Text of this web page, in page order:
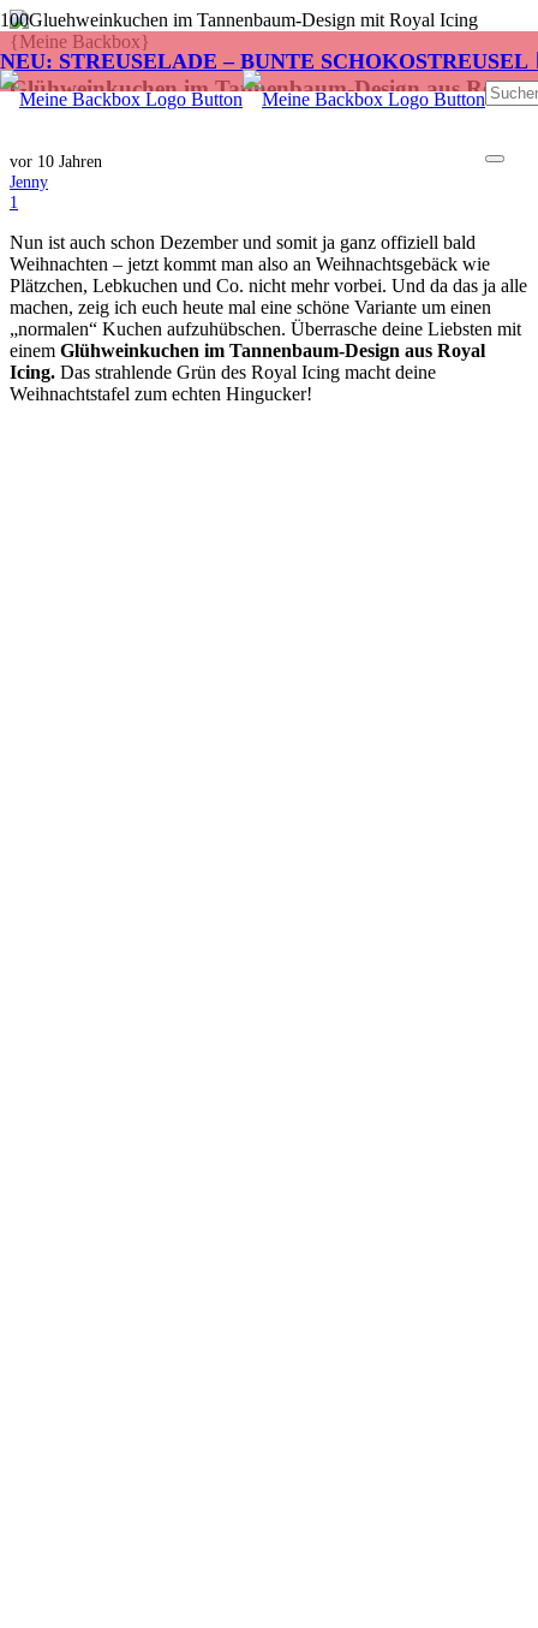
NEU: STREUSELADE – BUNTE SCHOKOSTREUSEL
Glühweinkuchen im Tannenbaum-Design aus Royal
Icing
vor 10 Jahren
Jenny
1
Nun ist auch schon Dezember und somit ja ganz offiziell bald
Weihnachten – jetzt kommt man also an Weihnachtsgebäck wie
Plätzchen, Lebkuchen und Co. nicht mehr vorbei. Und da das ja alle
machen, zeig ich euch heute mal eine schöne Variante um einen
„normalen“ Kuchen aufzuhübschen. Überrasche deine Liebsten mit
einem Glühweinkuchen im Tannenbaum-Design aus Royal
Icing. Das strahlende Grün des Royal Icing macht deine
Weihnachtstafel zum echten Hingucker!